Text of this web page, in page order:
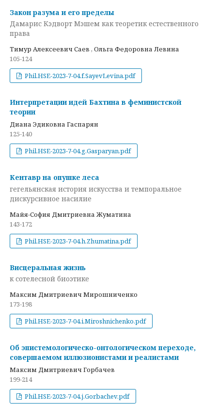
Закон разума и его пределы
Дамарис Кэдворт Мэшем как теоретик естественного
права
Тимур Алексеевич Саев , Ольга Федоровна Левина
105-124
Phil.HSE-2023-7-04.f.SayevLevina.pdf
Интерпретации идей Бахтина в феминистской
теории
Диана Эдиковна Гаспарян
125-140
Phil.HSE-2023-7-04.g.Gasparyan.pdf
Кентавр на опушке леса
гегельянская история искусства и темпоральное
дискурсивное насилие
Майя-София Дмитриевна Жуматина
143-172
Phil.HSE-2023-7-04.h.Zhumatina.pdf
Висцеральная жизнь
к сотелесной биоэтике
Максим Дмитриевич Мирошниченко
173-198
Phil.HSE-2023-7-04.i.Miroshnichenko.pdf
Об эпистемологическо-онтологическом переходе,
совершаемом иллюзионистами и реалистами
Максим Дмитриевич Горбачев
199-214
Phil.HSE-2023-7-04.j.Gorbachev.pdf